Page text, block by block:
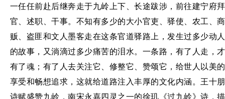
一任任前赴后继奔走于九岭上下、长途跋涉，前往建宁府拜
官、述职、干事。不知有多少的大小官吏、驿使、农工、商
贩、盗匪和文人墨客走在这条官道驿路上，发生过多少动人
的故事，又淌滴过多少痛苦的泪水。一条路，有了人走，才
有了魂；有了人去关注它、修整它、赞颂它，给世人以美的
享受和畅想追求，这就给道路注入丰厚的文化内涵。王十朋
诗赋盛赞九岭，南宋永嘉四灵之一的徐玑《过九岭》诗，描